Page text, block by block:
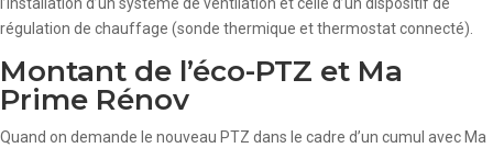
l’installation d’un système de ventilation et celle d’un dispositif de
régulation de chauffage (sonde thermique et thermostat connecté).
Montant de l’éco-PTZ et Ma
Prime Rénov
Quand on demande le nouveau PTZ dans le cadre d’un cumul avec Ma